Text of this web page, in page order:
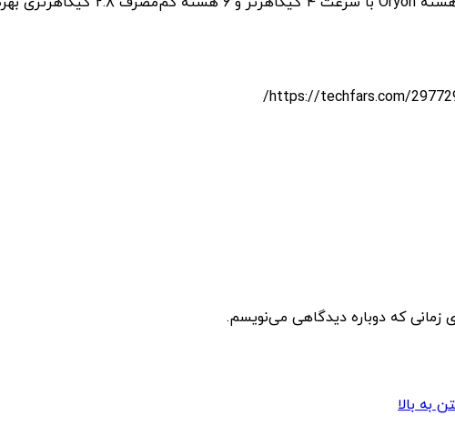
زمانی که دوباره دیدگاهی می‌نویسم.
به بالا